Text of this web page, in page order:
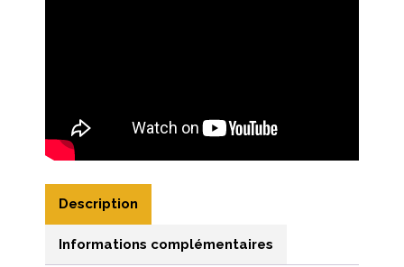
Description
Informations complémentaires